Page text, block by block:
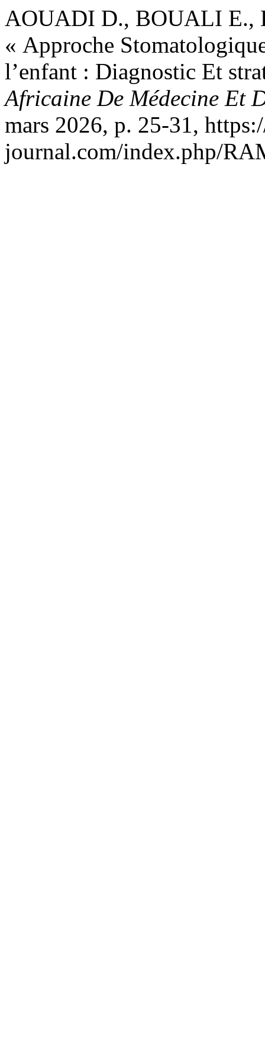
AOUADI D., BOUALI E.,
« Approche
l’enfant : Diagnostic Et
Africaine De Médecine Et
mars 2026, p. 25-31,
journal.com/index.php/